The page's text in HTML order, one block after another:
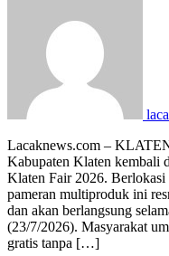
Lacaknews.com –
Kabupaten Klaten kembali
Klaten Fair 2026.
pameran multiproduk ini
dan akan berlangsung
(23/7/2026). Masyarakat
gratis tanpa […]